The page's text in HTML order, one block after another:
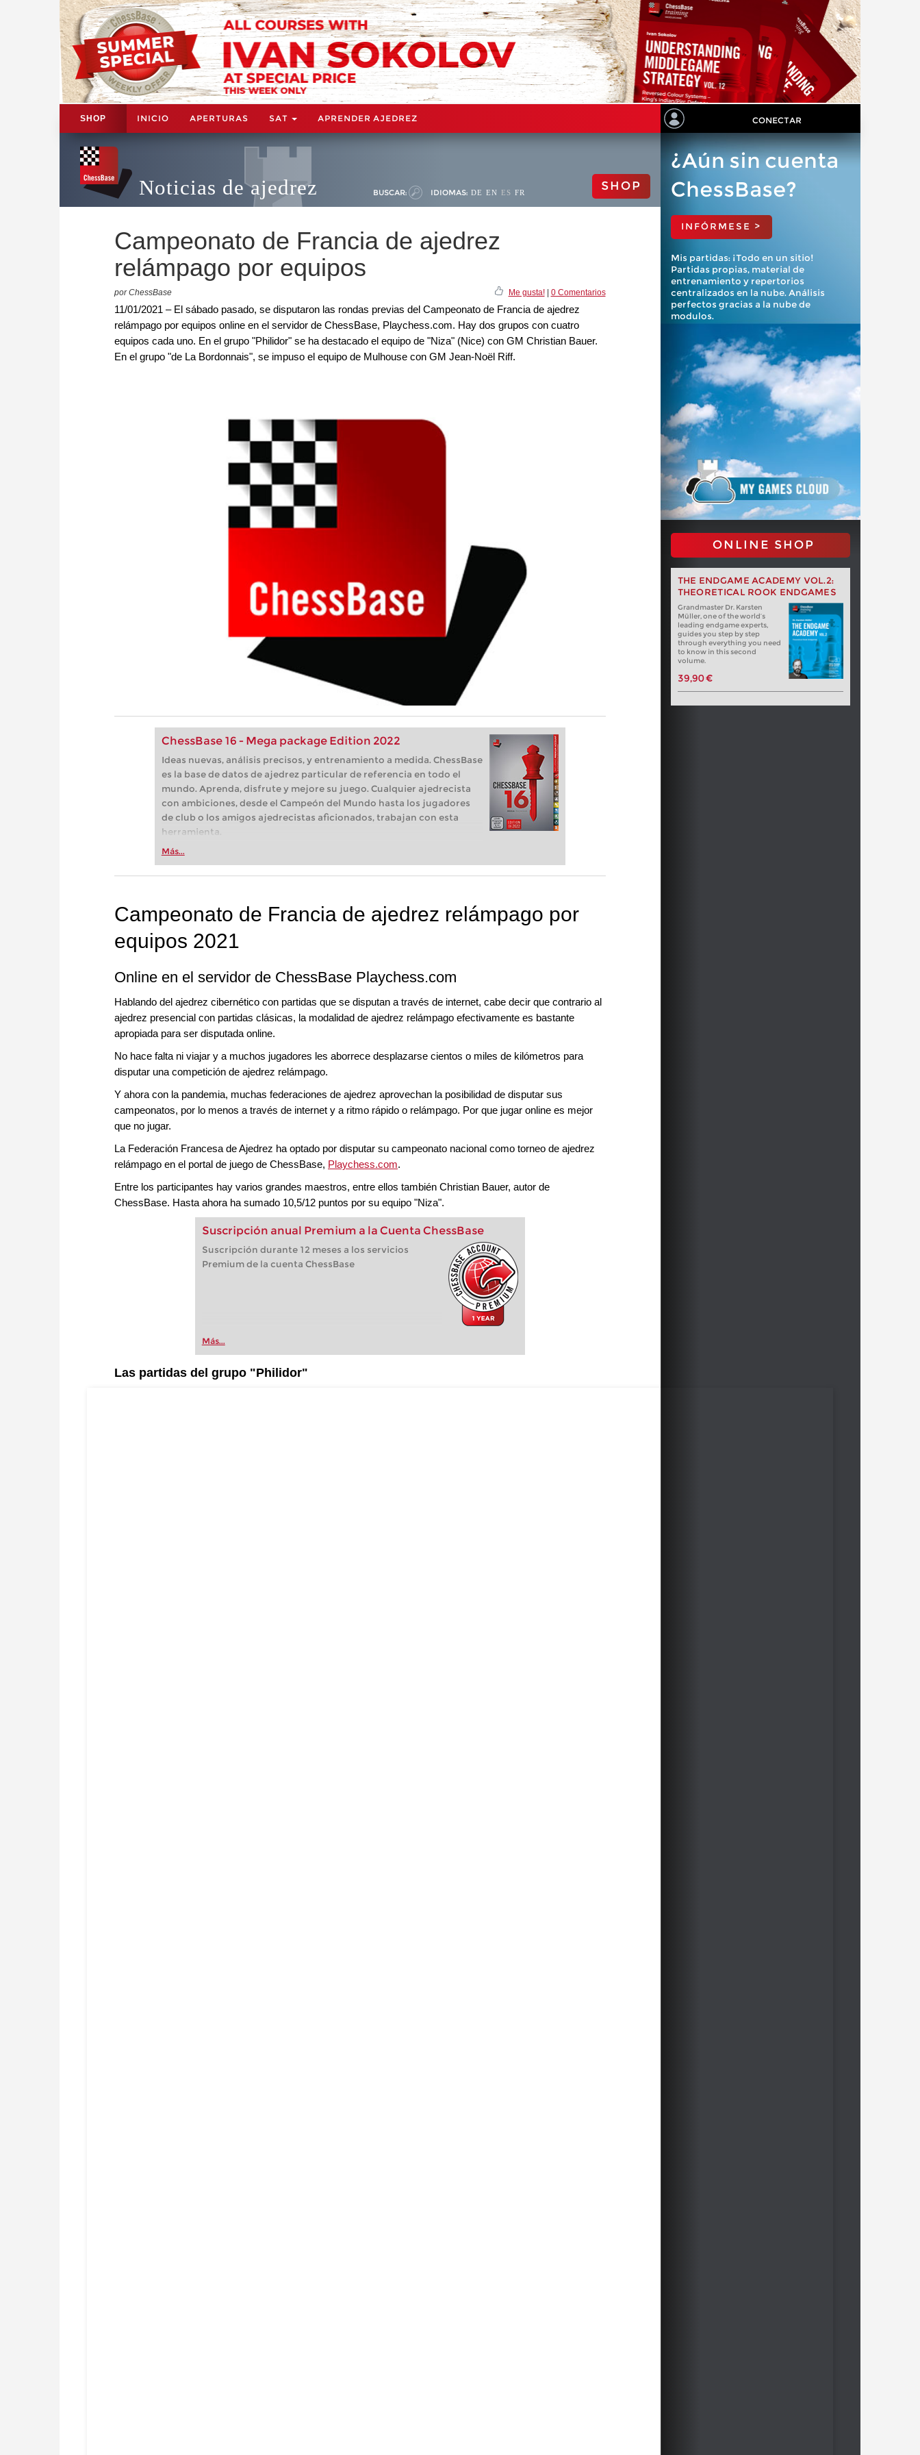
SHOP INICIO APERTURAS SAT APRENDER AJEDREZ CONECTAR
Noticias de ajedrez BUSCAR: IDIOMAS: DE EN ES FR SHOP
Campeonato de Francia de ajedrez
relámpago por equipos
por ChessBase Me gusta!| 0 Comentarios
11/01/2021 – El sábado pasado, se disputaron las rondas previas del Campeonato de Francia de ajedrez
relámpago por equipos online en el servidor de ChessBase, Playchess.com. Hay dos grupos con cuatro
equipos cada uno. En el grupo "Philidor" se ha destacado el equipo de "Niza" (Nice) con GM Christian Bauer.
En el grupo "de La Bordonnais", se impuso el equipo de Mulhouse con GM Jean-Noël Riff.
ChessBase 16 - Mega package Edition 2022
Ideas nuevas, análisis precisos, y entrenamiento a medida. ChessBase
es la base de datos de ajedrez particular de referencia en todo el
mundo. Aprenda, disfrute y mejore su juego. Cualquier ajedrecista
con ambiciones, desde el Campeón del Mundo hasta los jugadores
de club o los amigos ajedrecistas aficionados, trabajan con esta
herramienta.
Más...
¿Aún sin cuenta
ChessBase?
INFÓRMESE >
Mis partidas: ¡Todo en un sitio!
Partidas propias, material de
entrenamiento y repertorios
centralizados en la nube. Análisis
perfectos gracias a la nube de
modulos.
ONLINE SHOP
THE ENDGAME ACADEMY VOL.2:
THEORETICAL ROOK ENDGAMES
Grandmaster Dr. Karsten
Müller, one of the world’s
leading endgame experts,
guides you step by step
through everything you need
to know in this second
volume.
39,90 €
Campeonato de Francia de ajedrez relámpago por
equipos 2021
Online en el servidor de ChessBase Playchess.com
Hablando del ajedrez cibernético con partidas que se disputan a través de internet, cabe decir que contrario al
ajedrez presencial con partidas clásicas, la modalidad de ajedrez relámpago efectivamente es bastante
apropiada para ser disputada online.
No hace falta ni viajar y a muchos jugadores les aborrece desplazarse cientos o miles de kilómetros para
disputar una competición de ajedrez relámpago.
Y ahora con la pandemia, muchas federaciones de ajedrez aprovechan la posibilidad de disputar sus
campeonatos, por lo menos a través de internet y a ritmo rápido o relámpago. Por que jugar online es mejor
que no jugar.
La Federación Francesa de Ajedrez ha optado por disputar su campeonato nacional como torneo de ajedrez
relámpago en el portal de juego de ChessBase, Playchess.com.
Entre los participantes hay varios grandes maestros, entre ellos también Christian Bauer, autor de
ChessBase. Hasta ahora ha sumado 10,5/12 puntos por su equipo "Niza".
Suscripción anual Premium a la Cuenta ChessBase
Suscripción durante 12 meses a los servicios
Premium de la cuenta ChessBase
Más...
Las partidas del grupo "Philidor"